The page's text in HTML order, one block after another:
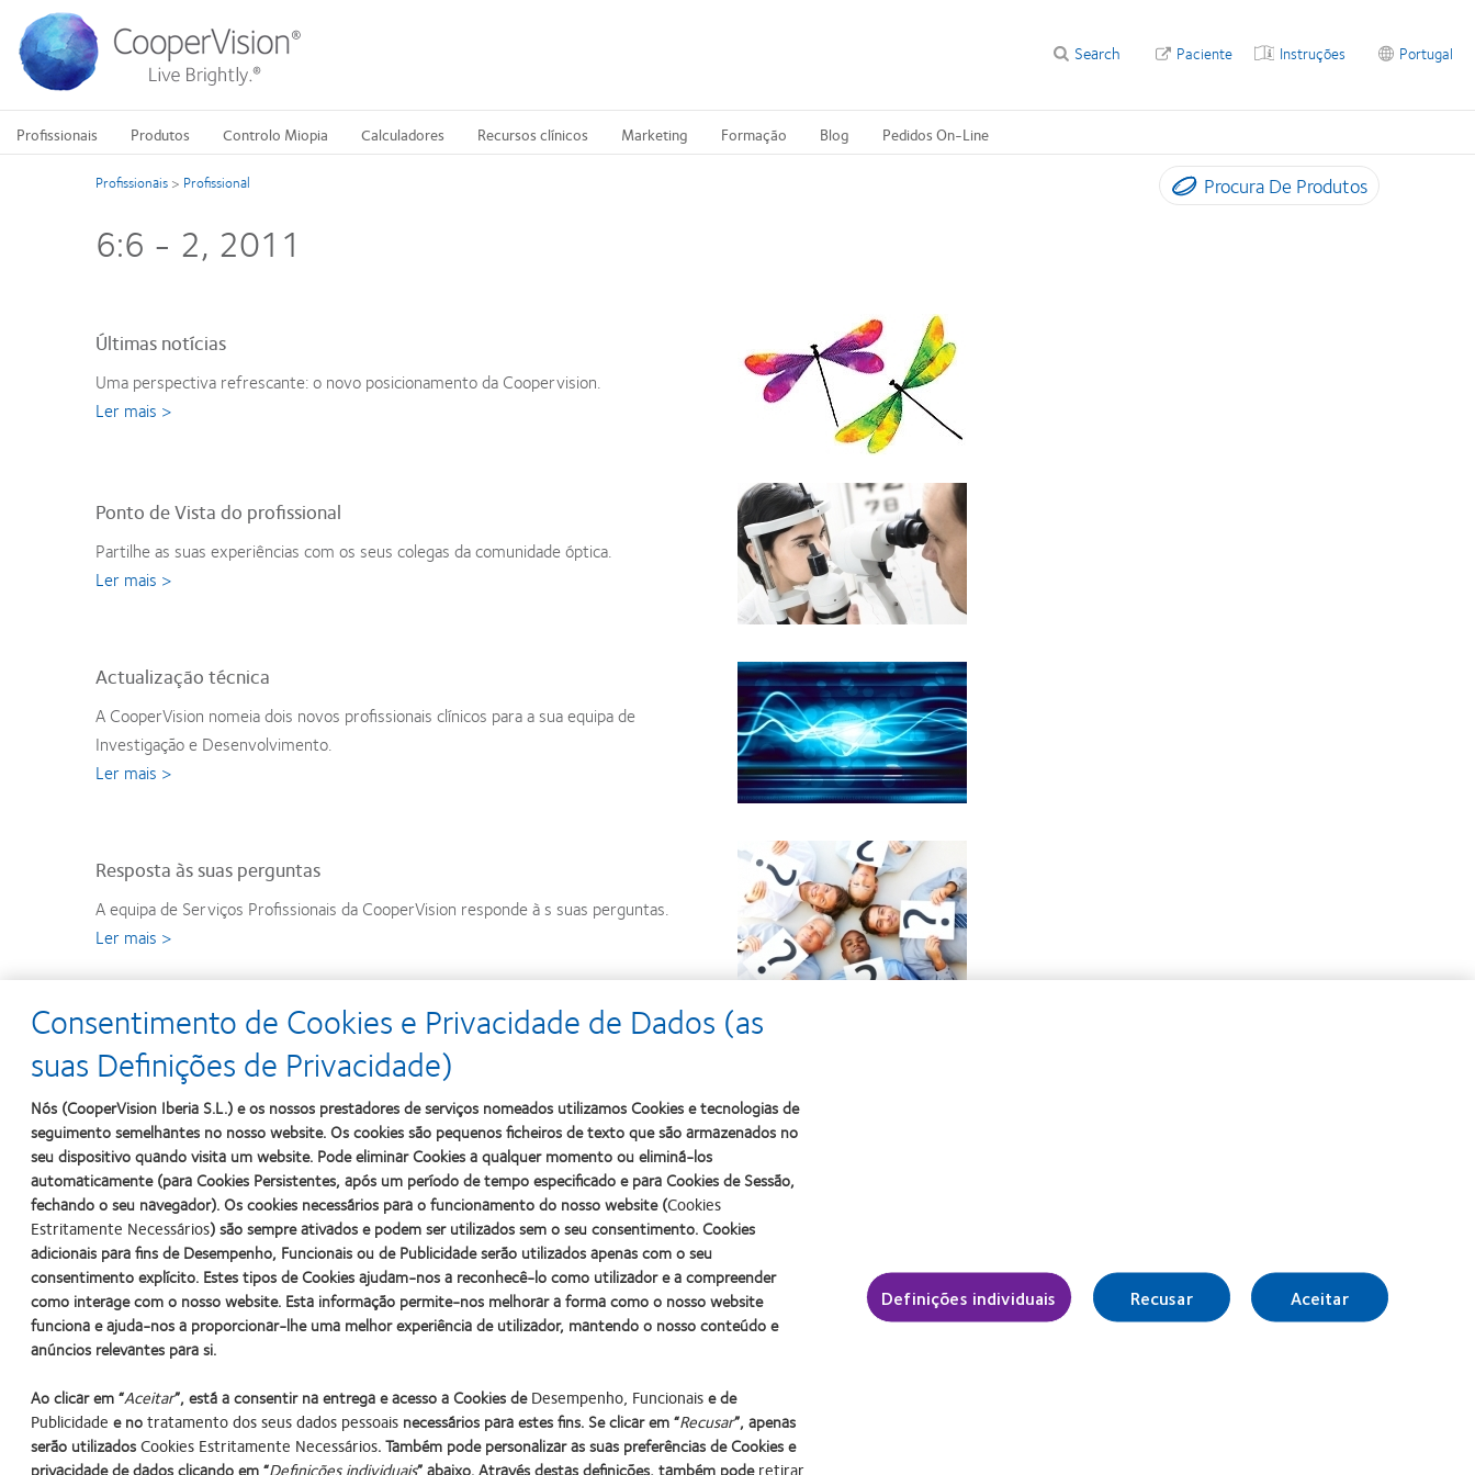
para
conteúdo
principal
Portugal
Instruções
Paciente
Search
Profissionais Produtos Controlo Miopia Calculadores Recursos clínicos Marketing Formação Blog Pedidos On-Line
Procura De Produtos
Profissionais > Profissional
6:6 - 2, 2011
Últimas notícias
Uma perspectiva refrescante: o novo posicionamento da Coopervision.
Ler mais >
Ponto de Vista do profissional
Partilhe as suas experiências com os seus colegas da comunidade óptica.
Ler mais >
Actualização técnica
A CooperVision nomeia dois novos profissionais clínicos para a sua equipa de
Investigação e Desenvolvimento.
Ler mais >
Resposta às suas perguntas
A equipa de Serviços Profissionais da CooperVision responde à s suas perguntas.
Ler mais >
Prática profissional
Lentes de contacto descartáveis diárias - como ajudaram o meu negócio a crescer?
Ler mais >
Interesse geral
De que forma as redes sociais estão a transformar o sector óptico.
Ler mais >
Learn Learn Learn Learn Learn Learn Learn Learn
Consentimento de Cookies e Privacidade de Dados (as
suas Definições de Privacidade)
Nós (CooperVision Iberia S.L.) e os nossos prestadores de serviços nomeados utilizamos Cookies e tecnologias de
seguimento semelhantes no nosso website. Os cookies são pequenos ficheiros de texto que são armazenados no
seu dispositivo quando visita um website. Pode eliminar Cookies a qualquer momento ou eliminá-los
automaticamente (para Cookies Persistentes, após um período de tempo especificado e para Cookies de Sessão,
fechando o seu navegador). Os cookies necessários para o funcionamento do nosso website (Cookies
Estritamente Necessários) são sempre ativados e podem ser utilizados sem o seu consentimento. Cookies
adicionais para fins de Desempenho, Funcionais ou de Publicidade serão utilizados apenas com o seu
consentimento explícito. Estes tipos de Cookies ajudam-nos a reconhecê-lo como utilizador e a compreender
como interage com o nosso website. Esta informação permite-nos melhorar a forma como o nosso website
funciona e ajuda-nos a proporcionar-lhe uma melhor experiência de utilizador, mantendo o nosso conteúdo e
anúncios relevantes para si.
Ao clicar em “Aceitar”, está a consentir na entrega e acesso a Cookies deDesempenho, Funcionaise de
Publicidade e notratamento dos seus dados pessoais necessários para estes fins. Se clicar em “Recusar”, apenas
serão utilizadosCookies Estritamente Necessários. Também pode personalizar as suas preferências de Cookies e
Definições individuais Recusar Aceitar